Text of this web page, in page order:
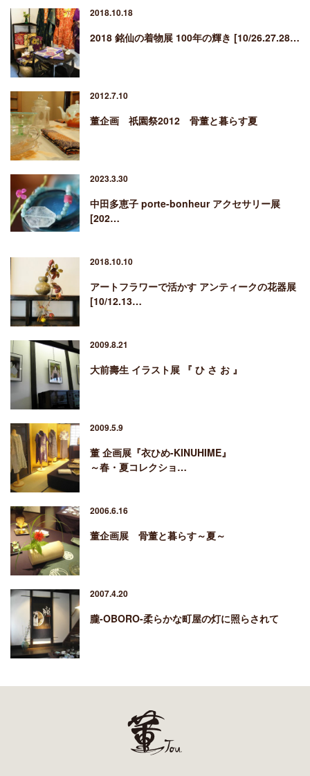
2018.10.18
2018 銘仙の着物展 100年の輝き [10/26.27.28…
2012.7.10
董企画 祇園祭2012 骨董と暮らす夏
2023.3.30
中田多恵子 porte-bonheur アクセサリー展
[202…
2018.10.10
アートフラワーで活かす アンティークの花器展
[10/12.13…
2009.8.21
大前壽生 イラスト展 『 ひ さ お 』
2009.5.9
董 企画展『衣ひめ-KINUHIME』
～春・夏コレクショ…
2006.6.16
董企画展 骨董と暮らす～夏～
2007.4.20
朧-OBORO-柔らかな町屋の灯に照らされて